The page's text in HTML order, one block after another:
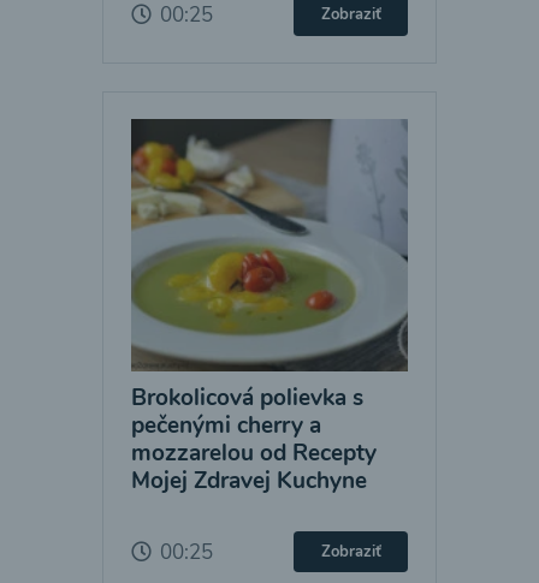
00:25 Zobraziť
Brokolicová polievka s
pečenými cherry a
mozzarelou od Recepty
Mojej Zdravej Kuchyne
00:25 Zobraziť